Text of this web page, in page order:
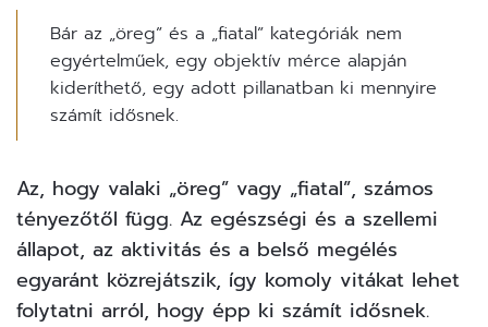
Bár az „öreg” és a „fiatal” kategóriák nem
egyértelműek, egy objektív mérce alapján
kideríthető, egy adott pillanatban ki mennyire
számít idősnek.
Az, hogy valaki „öreg” vagy „fiatal”, számos
tényezőtől függ. Az egészségi és a szellemi
állapot, az aktivitás és a belső megélés
egyaránt közrejátszik, így komoly vitákat lehet
folytatni arról, hogy épp ki számít idősnek.